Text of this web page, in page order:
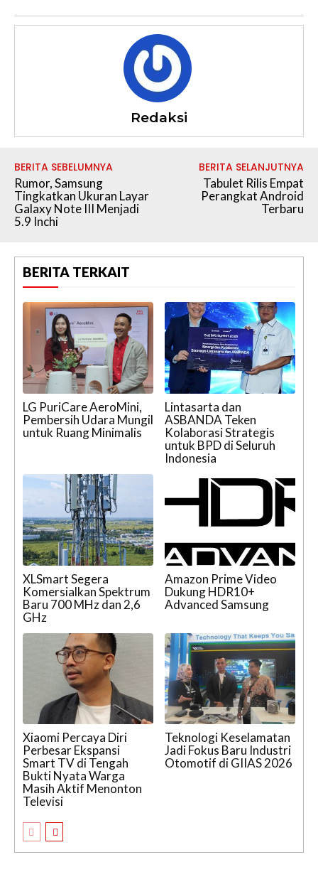
Redaksi
BERITA SEBELUMNYA
Rumor, Samsung
Tingkatkan Ukuran Layar
Galaxy Note III Menjadi
5.9 Inchi
BERITA SELANJUTNYA
Tabulet Rilis Empat
Perangkat Android
Terbaru
BERITA TERKAIT
LG PuriCare AeroMini,
Pembersih Udara Mungil
untuk Ruang Minimalis
Lintasarta dan
ASBANDA Teken
Kolaborasi Strategis
untuk BPD di Seluruh
Indonesia
XLSmart Segera
Komersialkan Spektrum
Baru 700 MHz dan 2,6
GHz
Amazon Prime Video
Dukung HDR10+
Advanced Samsung
Xiaomi Percaya Diri
Perbesar Ekspansi
Smart TV di Tengah
Bukti Nyata Warga
Masih Aktif Menonton
Televisi
Teknologi Keselamatan
Jadi Fokus Baru Industri
Otomotif di GIIAS 2026